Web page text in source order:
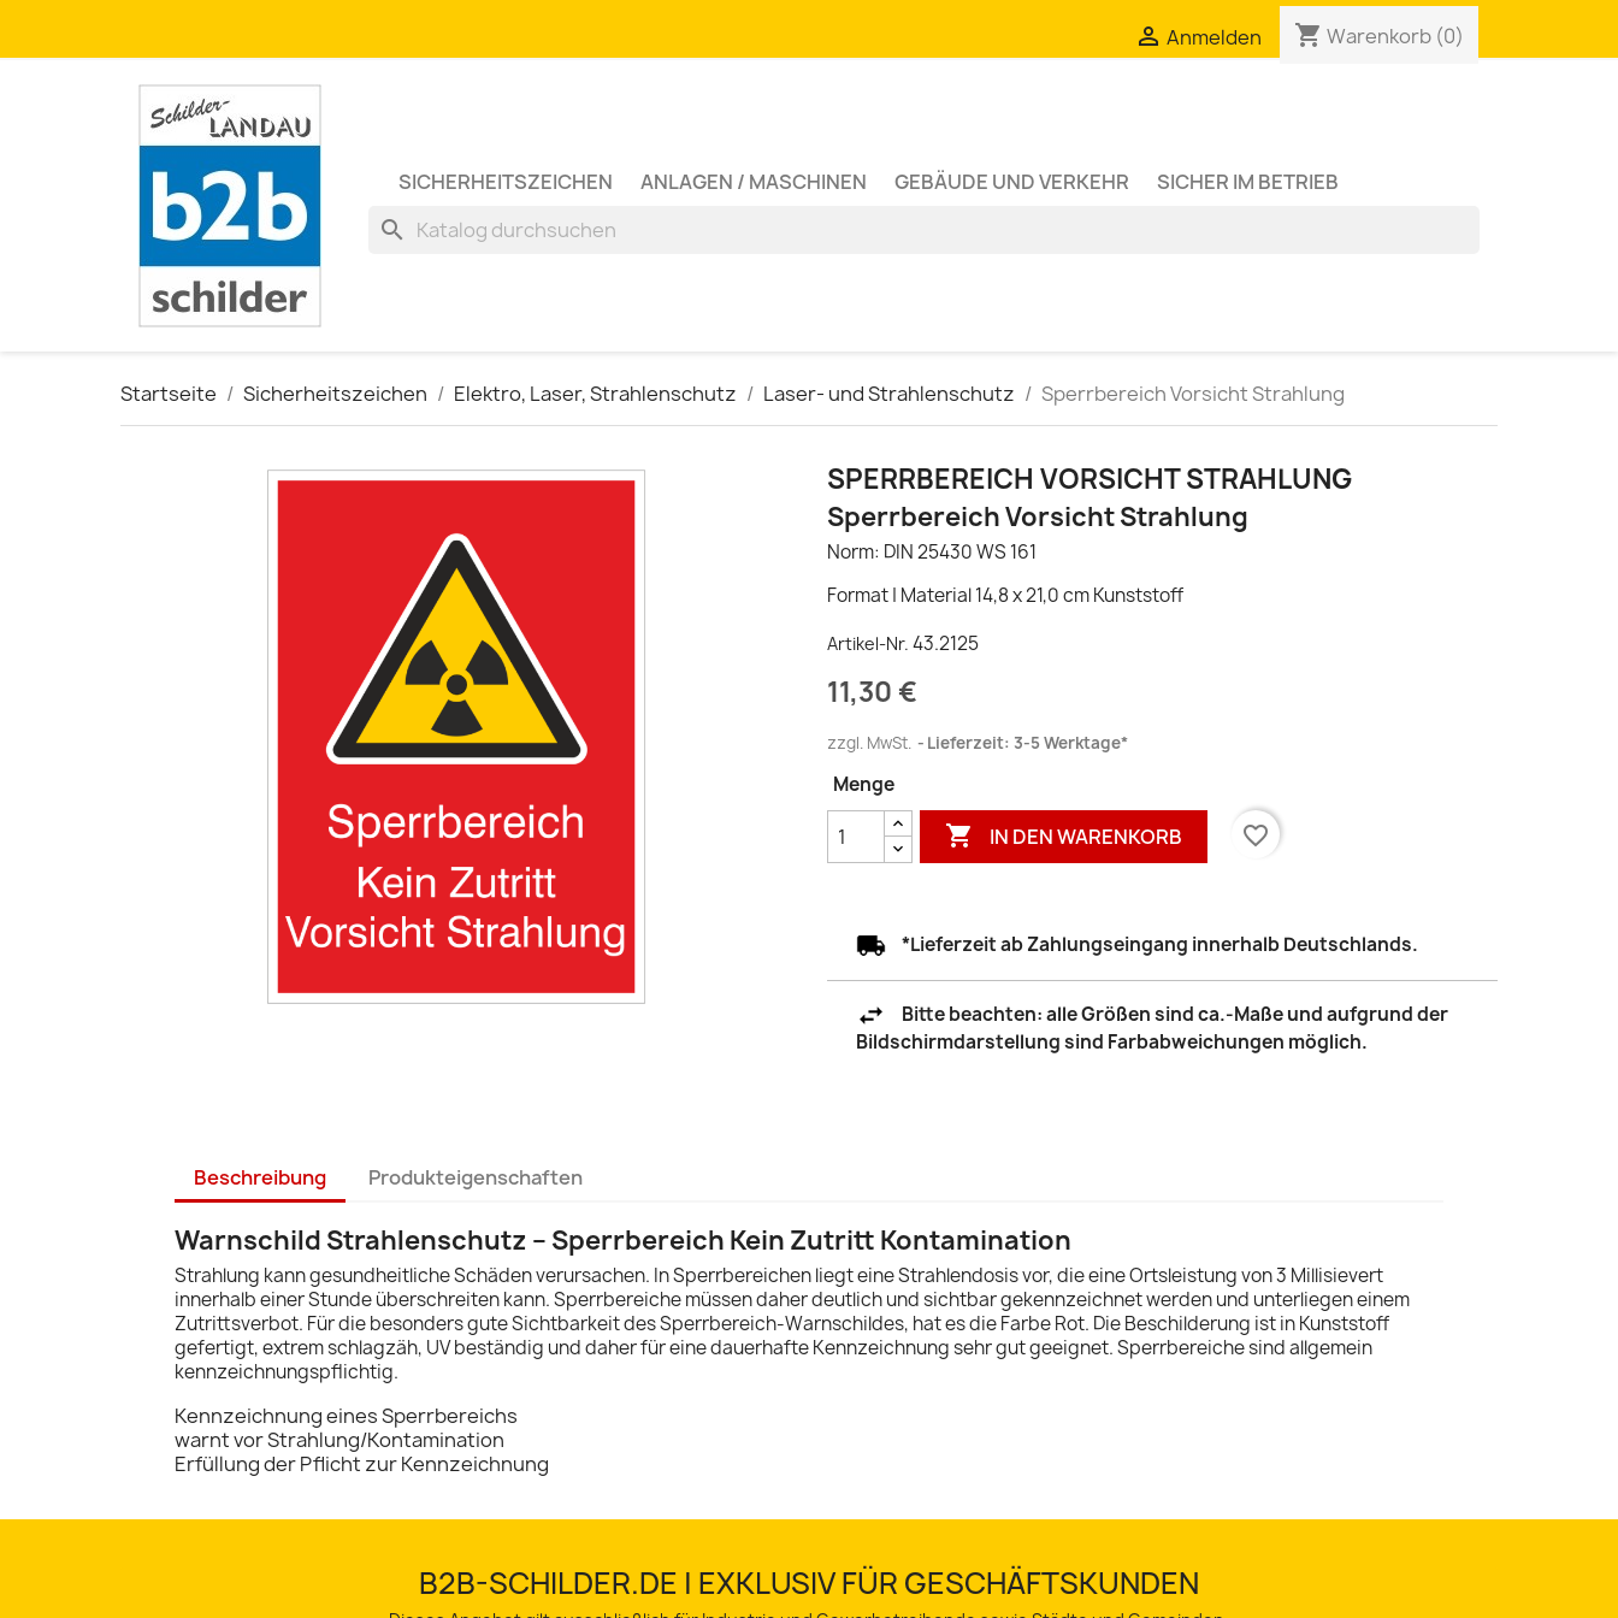
 Anmelden shopping_cart Warenkorb (0)
SICHERHEITSZEICHEN ANLAGEN / MASCHINEN GEBÄUDE UND VERKEHR SICHER IM BETRIEB
search
Startseite Sicherheitszeichen Elektro, Laser, Strahlenschutz Laser- und Strahlenschutz Sperrbereich Vorsicht Strahlung
SPERRBEREICH VORSICHT STRAHLUNG
Sperrbereich Vorsicht Strahlung
Norm: DIN 25430 WS 161
Format | Material 14,8 x 21,0 cm Kunststoff
Artikel-Nr. 43.2125
11,30 €
zzgl. MwSt. Lieferzeit: 3-5 Werktage*
Menge
 IN DEN WARENKORB favorite_border
*Lieferzeit ab Zahlungseingang innerhalb Deutschlands.
Bitte beachten: alle Größen sind ca.-Maße und aufgrund der
Bildschirmdarstellung sind Farbabweichungen möglich.
Beschreibung Produkteigenschaften
Warnschild Strahlenschutz – Sperrbereich Kein Zutritt Kontamination
Strahlung kann gesundheitliche Schäden verursachen. In Sperrbereichen liegt eine Strahlendosis vor, die eine Ortsleistung von 3 Millisievert
innerhalb einer Stunde überschreiten kann. Sperrbereiche müssen daher deutlich und sichtbar gekennzeichnet werden und unterliegen einem
Zutrittsverbot. Für die besonders gute Sichtbarkeit des Sperrbereich-Warnschildes, hat es die Farbe Rot. Die Beschilderung ist in Kunststoff
gefertigt, extrem schlagzäh, UV beständig und daher für eine dauerhafte Kennzeichnung sehr gut geeignet. Sperrbereiche sind allgemein
kennzeichnungspflichtig.
Kennzeichnung eines Sperrbereichs
warnt vor Strahlung/Kontamination
Erfüllung der Pflicht zur Kennzeichnung
B2B-SCHILDER.DE | EXKLUSIV FÜR GESCHÄFTSKUNDEN